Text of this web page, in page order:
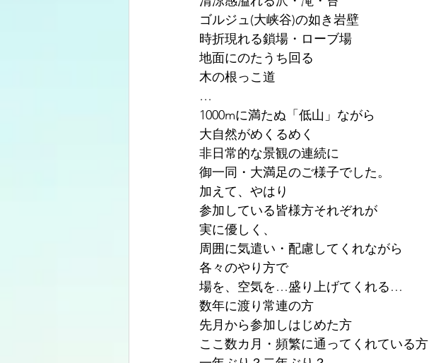
ゴルジュ(大峡谷)の如き岩壁
時折現れる鎖場・ローブ場
地面にのたうち回る
木の根っこ道
…
1000mに満たぬ「低山」ながら
大自然がめくるめく
非日常的な景観の連続に
御一同・大満足のご様子でした。
加えて、やはり
参加している皆様方それぞれが
実に優しく、
周囲に気遣い・配慮してくれながら
各々のやり方で
場を、空気を…盛り上げてくれる…
数年に渡り常連の方
先月から参加しはじめた方
ここ数カ月・頻繁に通ってくれている方